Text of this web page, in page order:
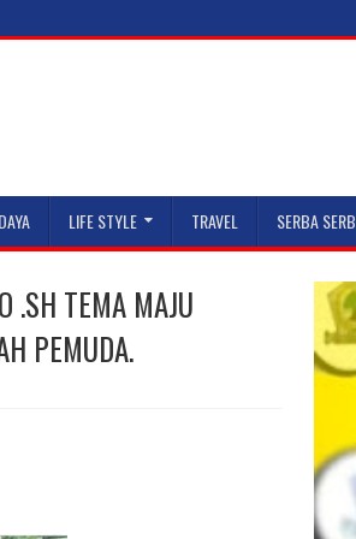
LIFE STYLE TRAVEL SERBA
.SH TEMA MAJU
PEMUDA.